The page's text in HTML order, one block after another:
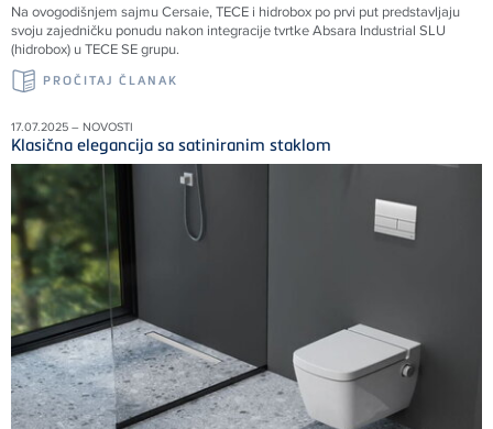
Na ovogodišnjem sajmu Cersaie, TECE i hidrobox po prvi put predstavljaju
svoju zajedničku ponudu nakon integracije tvrtke Absara Industrial SLU
(hidrobox) u TECE SE grupu.
PROČITAJ ČLANAK
17.07.2025 – NOVOSTI
Klasična elegancija sa satiniranim staklom